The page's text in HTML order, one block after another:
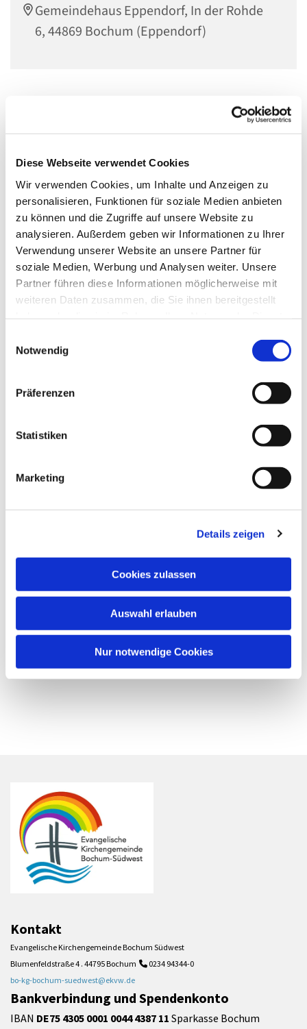
Diese Webseite verwendet Cookies
Wir verwenden Cookies, um Inhalte und Anzeigen zu
personalisieren, Funktionen für soziale Medien anbieten
zu können und die Zugriffe auf unsere Website zu
analysieren. Außerdem geben wir Informationen zu Ihrer
Verwendung unserer Website an unsere Partner für
soziale Medien, Werbung und Analysen weiter. Unsere
Partner führen diese Informationen möglicherweise mit
weiteren Daten zusammen, die Sie ihnen bereitgestellt
Notwendig
Präferenzen
Statistiken
Marketing
Details zeigen
Cookies zulassen
Auswahl erlauben
Nur notwendige Cookies
Gemeindehaus Eppendorf, In der Rohde
6, 44869 Bochum (Eppendorf)
Dies könnte Sie auch interessieren
Kontakt
Evangelische Kirchengemeinde Bochum Südwest
Blumenfeldstraße 4 . 44795 Bochum  0234 94344-0
bo-kg-bochum-suedwest@ekvw.de
Bankverbindung und Spendenkonto
IBAN DE75 4305 0001 0044 4387 11 Sparkasse Bochum